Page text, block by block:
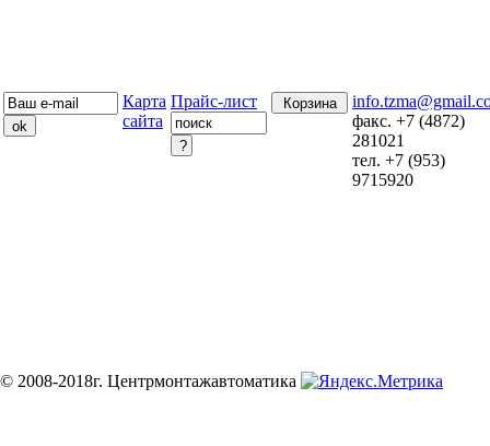
Карта
сайта
Прайс-лист Корзина
факс. +7 (4872)
281021
тел. +7 (953)
9715920
© 2008-2018г. Центрмонтажавтоматика